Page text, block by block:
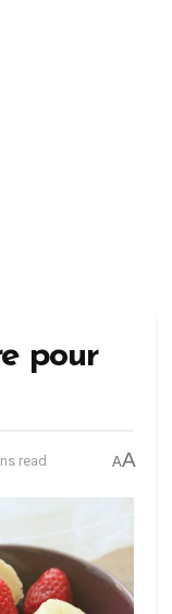
pour
read AA